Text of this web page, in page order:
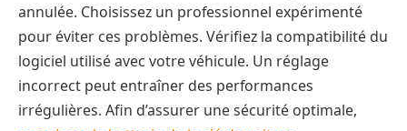
annulée. Choisissez un professionnel expérimenté
pour éviter ces problèmes. Vérifiez la compatibilité du
logiciel utilisé avec votre véhicule. Un réglage
incorrect peut entraîner des performances
irrégulières. Afin d’assurer une sécurité optimale,